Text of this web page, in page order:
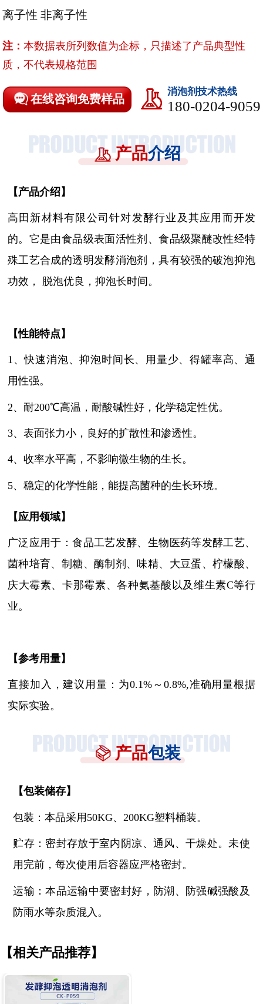
离子性非离子性
注：本数据表所列数值为企标，只描述了产品典型性
质，不代表规格范围
在线咨询免费样品
消泡剂技术热线
180-0204-9059
产品介绍
【产品介绍】
高田新材料有限公司针对发酵行业及其应用而开发
的。 它是由食品级表面活性剂、食品级聚醚改性经特
殊工艺合成的透明发酵消泡剂，具有较强的破泡抑泡
功效，
脱泡优良，抑泡长时间。
【性能特点】
1 、快速消泡、抑泡时间长、用量少、得罐率高、通
用性强。
2、 耐200℃高温，耐酸碱性好，化学稳定性优。
3、 表面张力小，良好的扩散性和渗透性。
4、 收率水平高，不影响微生物的生长。
5、 稳定的化学性能，能提高菌种的生长环境。
【应用领域】
广泛应用于：食品工艺发酵、生物医药等发酵工艺、
菌种培育、制糖、酶制剂、味精、大豆蛋、柠檬酸、
庆大霉素、卡那霉素、各种氨基酸以及维生素C等行
业。
【参考用量】
直接加入，建议用量：为0.1%～0.8%,准确用量根据
实际实验。
产品包装
【包装储存】
包装：本品采用 50KG、200KG塑料桶装。
贮存：密封存放于室内阴凉、通风、干燥处。未使
用完前，每次使用后容器应严格密封。
运输：本品运输中要密封好，防潮、防强碱强酸及
防雨水等杂质混入。
【相关产品推荐】